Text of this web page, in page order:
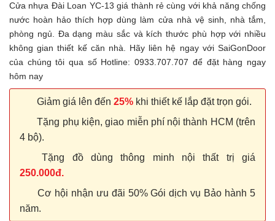
Cửa nhựa Đài Loan YC-13 giá thành rẻ cùng với khả năng chống
nước hoàn hảo thích hợp dùng làm cửa nhà vệ sinh, nhà tắm,
phòng ngủ. Đa dạng màu sắc và kích thước phù hợp với nhiều
không gian thiết kế căn nhà. Hãy liên hệ ngay với SaiGonDoor
của chúng tôi qua số Hotline: 0933.707.707 để đặt hàng ngay
hôm nay
Giảm giá lên đến 25% khi thiết kế lắp đặt trọn gói.
Tặng phụ kiện, giao miễn phí nội thành HCM (trên
4 bộ).
Tặng đồ dùng thông minh nội thất trị giá
250.000đ.
Cơ hội nhận ưu đãi 50% Gói dịch vụ Bảo hành 5
năm.